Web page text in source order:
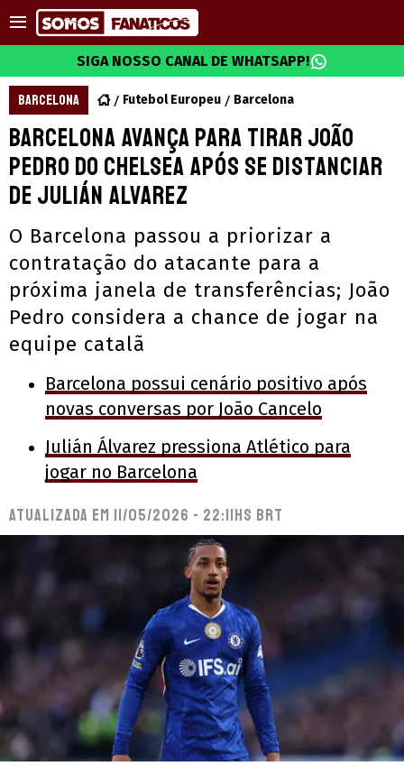
SIGA NOSSO CANAL DE WHATSAPP!
BARCELONA Futebol Europeu Barcelona
Barcelona avança para tirar João
Pedro do Chelsea após se distanciar
de Julián Alvarez
O Barcelona passou a priorizar a
contratação do atacante para a
próxima janela de transferências; João
Pedro considera a chance de jogar na
equipe catalã
Barcelona possui cenário positivo após
novas conversas por João Cancelo
Julián Álvarez pressiona Atlético para
jogar no Barcelona
Atualizada em 11/05/2026 - 22:11hs BRT